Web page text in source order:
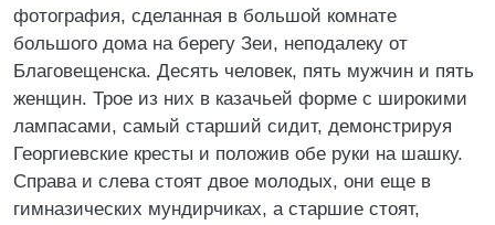
фотография, сделанная в большой комнате
большого дома на берегу Зеи, неподалеку от
Благовещенска. Десять человек, пять мужчин и пять
женщин. Трое из них в казачьей форме с широкими
лампасами, самый старший сидит, демонстрируя
Георгиевские кресты и положив обе руки на шашку.
Справа и слева стоят двое молодых, они еще в
гимназических мундирчиках, а старшие стоят,